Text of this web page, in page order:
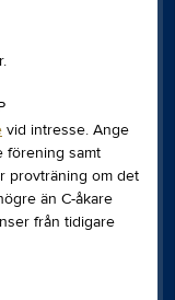
vid intresse. Ange
förening samt
provträning om det
än C-åkare
från tidigare